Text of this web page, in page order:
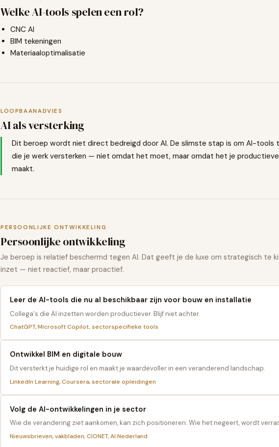
Welke AI-tools spelen een rol?
CNC AI
BIM tekeningen
Materiaaloptimalisatie
LOOPBAANADVIES
AI als versterking
Dit beroep wordt niet direct bedreigd door AI. De slimste stap is om AI-tools
die je werk versterken — niet omdat het moet, maar omdat het je
maakt.
PERSOONLIJKE ONTWIKKELING
Persoonlijke ontwikkeling
Je beroep is relatief beschermd tegen AI. Dat geeft je de luxe om strategisch te
inzet — niet reactief, maar proactief.
Leer de AI-tools die nu al beschikbaar zijn voor bouw en installatie
Collega's die AI inzetten worden productiever. Blijf niet achter.
ChatGPT, Microsoft Copilot, sectorspecifieke tools
Ontwikkel BIM en digitale bouw
Dit versterkt je huidige rol en maakt je waardevoller in een veranderend landschap.
LinkedIn Learning, Coursera, sectorale opleidingen
Volg de AI-ontwikkelingen in je sector
Wie de verandering ziet aankomen, kan zich positioneren. Wie het negeert, wordt
Nieuwsbrieven, vakbladen, CIONET, AI Nederland